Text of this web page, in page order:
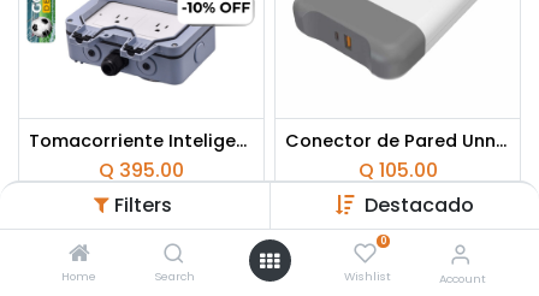
Filters Destacado
Home Search
0
Wishlist Account
Tomacorriente Inteligente con Cubierta VTA+ 2 Tomas Smart Home Wi-Fi para Exteriores
Q 395.00
Conector de Pared Unno Tekno PW5084WT PowerPod 6-en-1 PD20W Blanco
Q 105.00